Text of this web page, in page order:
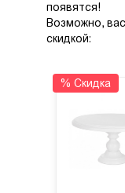
появятся!
Возможно,
скидкой:
% Скидка